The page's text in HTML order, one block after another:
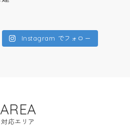
Instagram でフォロー
AREA
対応エリア